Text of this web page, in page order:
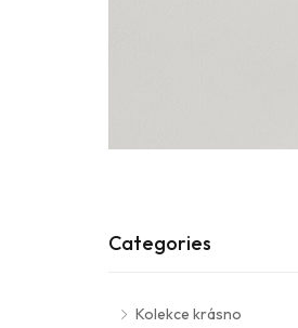
Categories
Kolekce krásno